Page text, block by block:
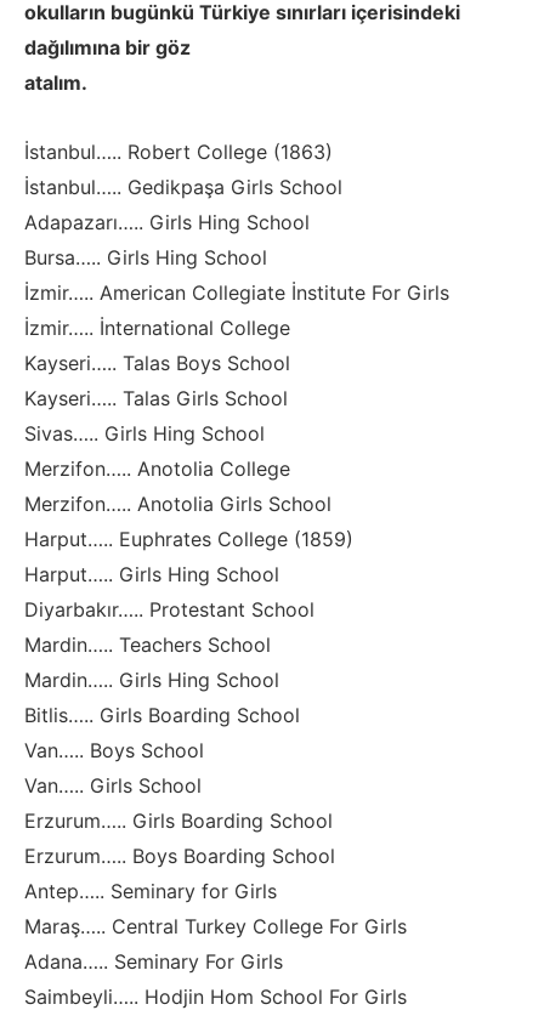
okulların bugünkü Türkiye sınırları içerisindeki
dağılımına bir göz
atalım.
İstanbul….. Robert College (1863)
İstanbul….. Gedikpaşa Girls School
Adapazarı….. Girls Hing School
Bursa….. Girls Hing School
İzmir….. American Collegiate İnstitute For Girls
İzmir….. İnternational College
Kayseri….. Talas Boys School
Kayseri….. Talas Girls School
Sivas….. Girls Hing School
Merzifon….. Anotolia College
Merzifon….. Anotolia Girls School
Harput….. Euphrates College (1859)
Harput….. Girls Hing School
Diyarbakır….. Protestant School
Mardin….. Teachers School
Mardin….. Girls Hing School
Bitlis….. Girls Boarding School
Van….. Boys School
Van….. Girls School
Erzurum….. Girls Boarding School
Erzurum….. Boys Boarding School
Antep….. Seminary for Girls
Maraş….. Central Turkey College For Girls
Adana….. Seminary For Girls
Saimbeyli….. Hodjin Hom School For Girls